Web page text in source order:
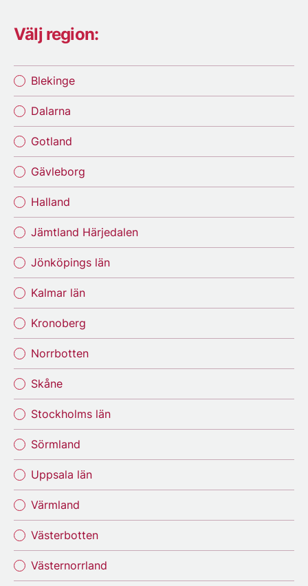
Välj region:
Blekinge
Dalarna
Gotland
Gävleborg
Halland
Jämtland Härjedalen
Jönköpings län
Kalmar län
Kronoberg
Norrbotten
Skåne
Stockholms län
Sörmland
Uppsala län
Värmland
Västerbotten
Västernorrland